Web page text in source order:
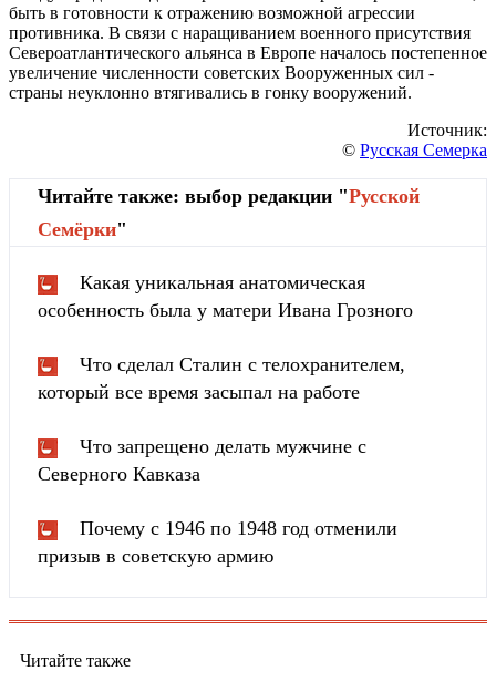
быть в готовности к отражению возможной агрессии
противника. В связи с наращиванием военного присутствия
Североатлантического альянса в Европе началось постепенное
увеличение численности советских Вооруженных сил -
страны неуклонно втягивались в гонку вооружений.
Источник:
© Русская Семерка
Читайте также: выбор редакции "Русской
Cемёрки"
Какая уникальная анатомическая
особенность была у матери Ивана Грозного
Что сделал Сталин с телохранителем,
который все время засыпал на работе
Что запрещено делать мужчине с
Северного Кавказа
Почему с 1946 по 1948 год отменили
призыв в советскую армию
Читайте также